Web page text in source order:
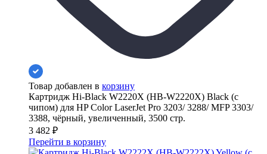
Товар добавлен в корзину
Картридж Hi-Black W2220X (HB-W2220X) Black (с
чипом) для HP Color LaserJet Pro 3203/ 3288/ MFP 3303/
3388, чёрный, увеличенный, 3500 стр.
3 482 ₽
Перейти в корзину